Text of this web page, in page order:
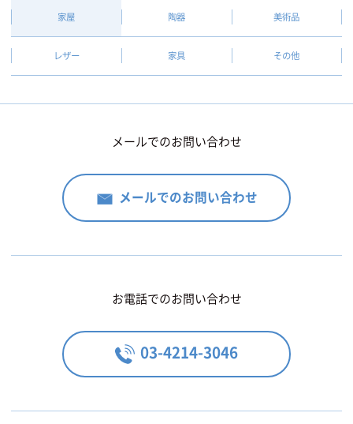
家屋 陶器 美術品
レザー 家具 その他
メールでのお問い合わせ
メールでのお問い合わせ
お電話でのお問い合わせ
03-4214-3046